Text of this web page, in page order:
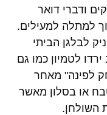
ודברי דואר
למתלה למעילים.
לבלגן הביתי
לטמיון כמו גם
לפינה" מאחר
או בסלון מאשר
השולחן.